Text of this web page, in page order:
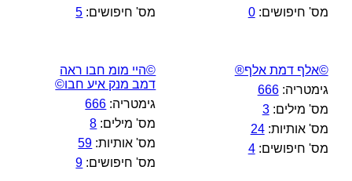
מס' חיפושים:0
מס' חיפושים: 5
©אלף דמת אלף®
גימטריה:666
מס' מילים:3
מס' אותיות:24
מס' חיפושים:4
©היי מומ חבו ראה
דמב מנק איע חבו©
גימטריה: 666
מס' מילים: 8
מס' אותיות: 59
מס' חיפושים: 9